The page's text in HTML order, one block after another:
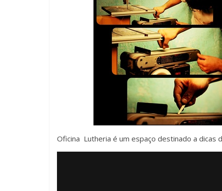
Oficina Lutheria é um espaço destinado a dicas